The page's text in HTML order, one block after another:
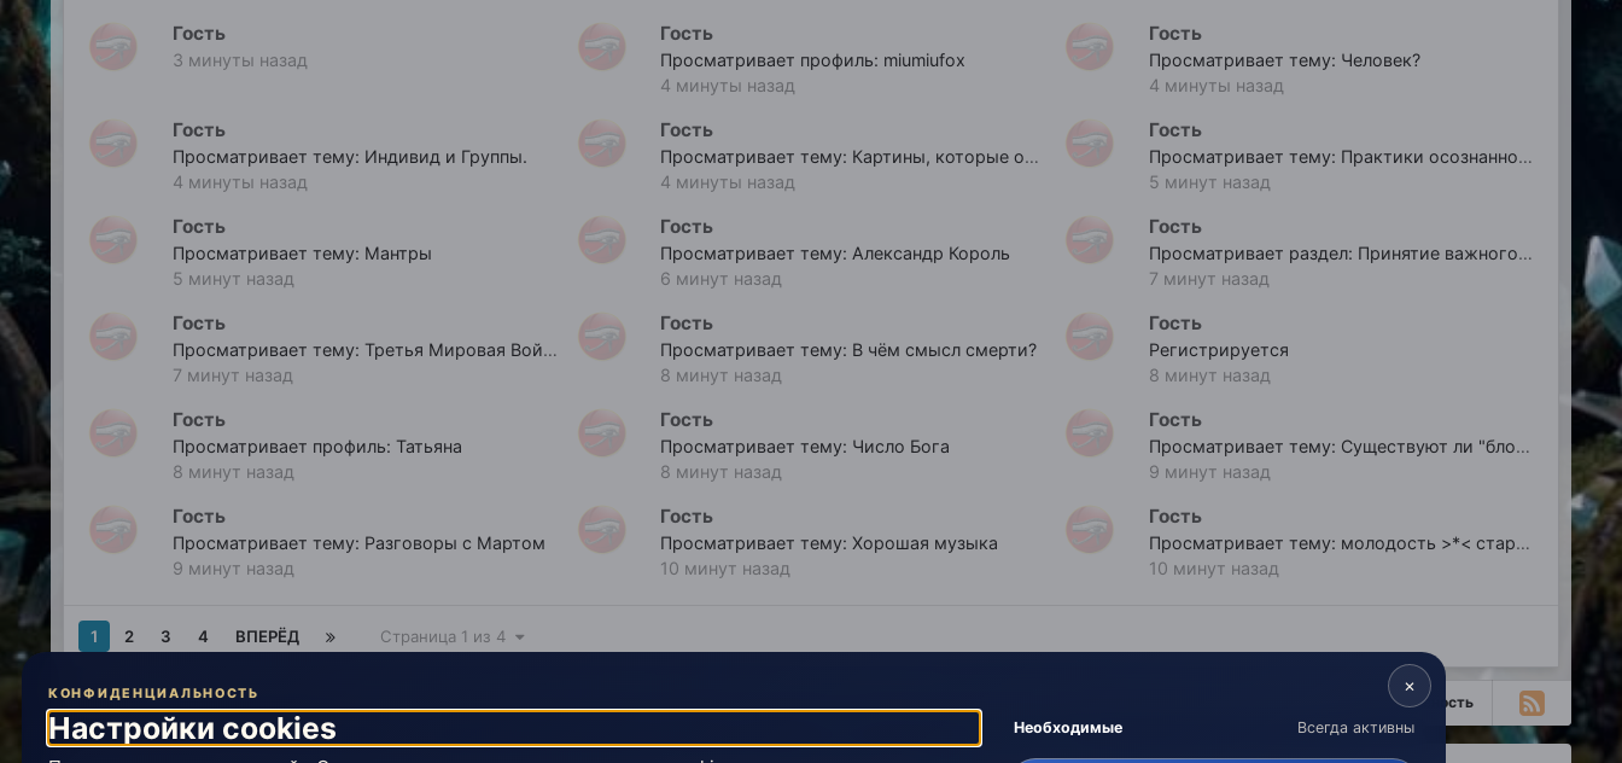
Гость
3 минуты назад
Гость
Просматривает профиль: miumiufox
4 минуты назад
Гость
Просматривает тему: Человек?
4 минуты назад
Гость
Просматривает тему: Индивид и Группы.
4 минуты назад
Гость
Просматривает тему: Картины, которые остались с нами.
4 минуты назад
Гость
Просматривает тему: Практики осознанности
5 минут назад
Гость
Просматривает тему: Мантры
5 минут назад
Гость
Просматривает тему: Александр Король
6 минут назад
Гость
Просматривает раздел: Принятие важного решения
7 минут назад
Гость
Просматривает тему: Третья Мировая Война с 1 августа 2017?!
7 минут назад
Гость
Просматривает тему: В чём смысл смерти?
8 минут назад
Гость
Регистрируется
8 минут назад
Гость
Просматривает профиль: Татьяна
8 минут назад
Гость
Просматривает тему: Число Бога
8 минут назад
Гость
Просматривает тему: Существуют ли "блоки"?
9 минут назад
Гость
Просматривает тему: Разговоры с Мартом
9 минут назад
Гость
Просматривает тему: Хорошая музыка
10 минут назад
Гость
Просматривает тему: молодость >*< старость
10 минут назад
1 2 3 4 ВПЕРЁД Страница 1 из 4
Вся активность
Главная Пользователи онлайн
×
КОНФИДЕНЦИАЛЬНОСТЬ
Настройки cookies Необходимые Всегда активны